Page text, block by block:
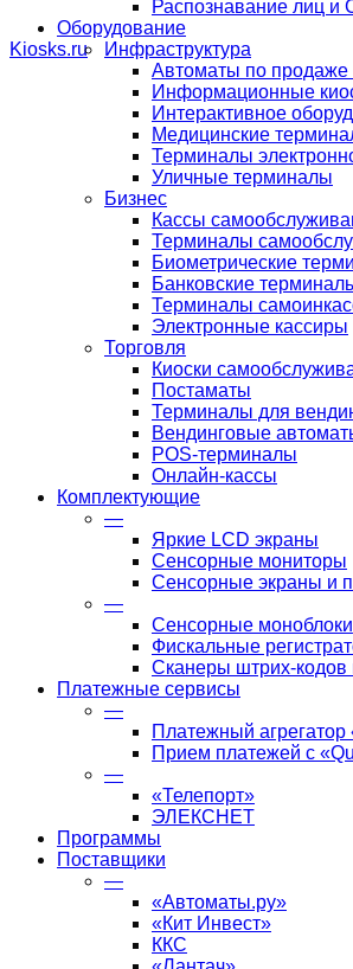
Распознавание лиц и
Оборудование
Инфраструктура
Автоматы по продаже
Информационные
Интерактивное
Медицинские
Терминалы
Уличные терминалы
Бизнес
Кассы
Терминалы
Биометрические
Банковские
Терминалы
Электронные кассиры
Торговля
Киоски
Постаматы
Терминалы для
Вендинговые
POS-терминалы
Онлайн-кассы
Комплектующие
—
Яркие LCD экраны
Сенсорные мониторы
Сенсорные экраны и
—
Сенсорные моноблоки
Фискальные
Сканеры штрих-кодов
Платежные сервисы
—
Платежный
Прием платежей с
—
«Телепорт»
ЭЛЕКСНЕТ
Программы
Поставщики
—
«Автоматы.ру»
«Кит Инвест»
ККС